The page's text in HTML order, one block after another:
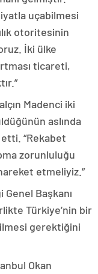
uçabilmesi
otoritesinin
İki ülke
ticareti,
Madenci iki
aslında
“Rekabet
zorunluluğu
etmeliyiz.”
Başkanı
Türkiye’nin bir
gerektiğini
Okan